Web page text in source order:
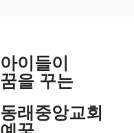
아이들이
꿈을 꾸는
동래중앙교회